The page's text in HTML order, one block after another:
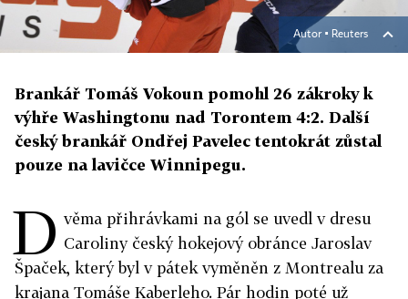
Autor ▪ Reuters
Brankář Tomáš Vokoun pomohl 26 zákroky k
výhře Washingtonu nad Torontem 4:2. Další
český brankář Ondřej Pavelec tentokrát zůstal
pouze na lavičce Winnipegu.
D věma přihrávkami na gól se uvedl v dresu
Caroliny český hokejový obránce Jaroslav
Špaček, který byl v pátek vyměněn z Montrealu za
krajana Tomáše Kaberleho. Pár hodin poté už